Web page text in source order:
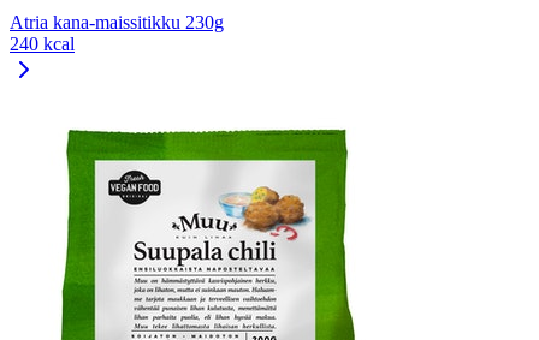
Atria kana-maissitikku 230g
240 kcal